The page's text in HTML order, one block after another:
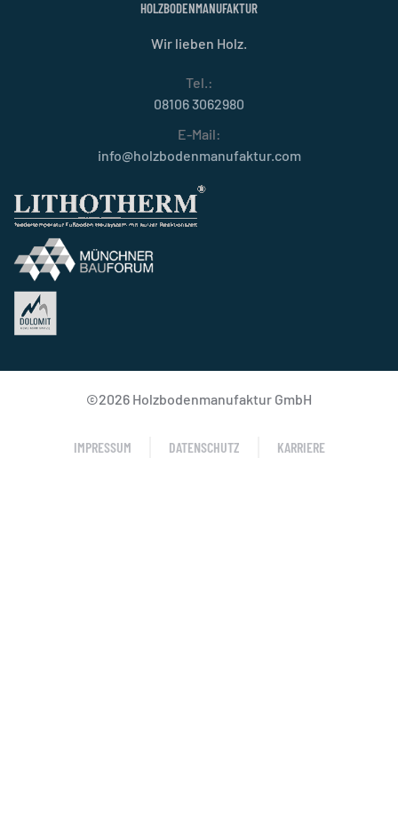
HOLZBODENMANUFAKTUR
Wir lieben Holz.
Tel.:
08106 3062980
E-Mail:
info@holzbodenmanufaktur.com
©2026 Holzbodenmanufaktur GmbH
IMPRESSUM DATENSCHUTZ KARRIERE